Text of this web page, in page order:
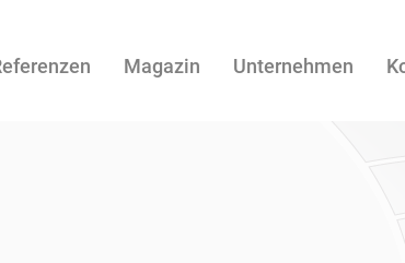
Magazin Unternehmen